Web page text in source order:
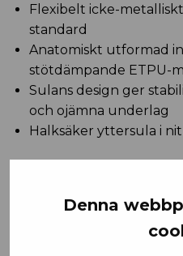
Denna
Flexibelt icke-
standard
Anatomiskt utformad
stötdämpande ETPU-
Sulans design ger
och ojämna underlag
Halksäker yttersula i